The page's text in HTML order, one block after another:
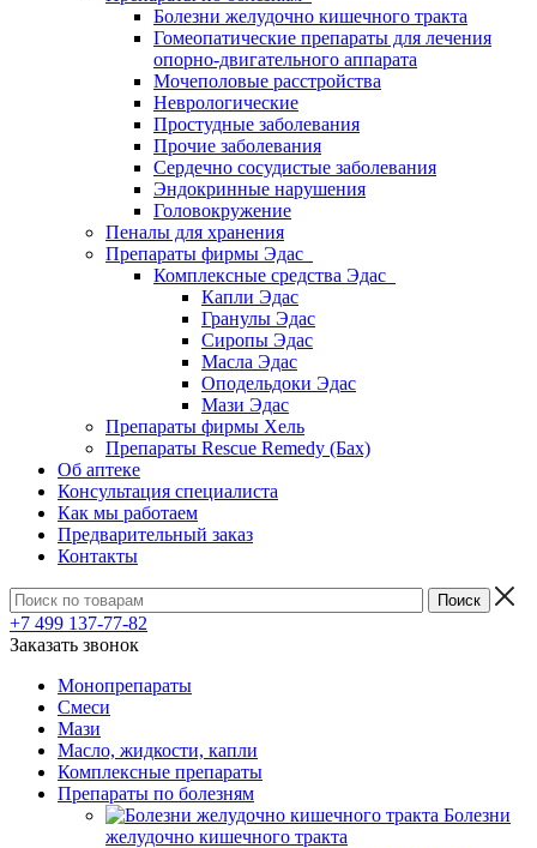
Болезни желудочно кишечного тракта
Гомеопатические препараты для лечения
опорно-двигательного аппарата
Мочеполовые расстройства
Неврологические
Простудные заболевания
Прочие заболевания
Сердечно сосудистые заболевания
Эндокринные нарушения
Головокружение
Пеналы для хранения
Препараты фирмы Эдас
Комплексные средства Эдас
Капли Эдас
Гранулы Эдас
Сиропы Эдас
Масла Эдас
Оподельдоки Эдас
Мази Эдас
Препараты фирмы Хель
Препараты Rescue Remedy (Бах)
Об аптеке
Консультация специалиста
Как мы работаем
Предварительный заказ
Контакты
+7 499 137-77-82
Заказать звонок
Монопрепараты
Смеси
Мази
Масло, жидкости, капли
Комплексные препараты
Препараты по болезням
Болезни
желудочно кишечного тракта